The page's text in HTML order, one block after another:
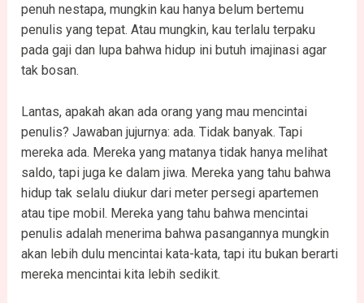
penuh nestapa, mungkin kau hanya belum bertemu
penulis yang tepat. Atau mungkin, kau terlalu terpaku
pada gaji dan lupa bahwa hidup ini butuh imajinasi agar
tak bosan.
Lantas, apakah akan ada orang yang mau mencintai
penulis? Jawaban jujurnya: ada. Tidak banyak. Tapi
mereka ada. Mereka yang matanya tidak hanya melihat
saldo, tapi juga ke dalam jiwa. Mereka yang tahu bahwa
hidup tak selalu diukur dari meter persegi apartemen
atau tipe mobil. Mereka yang tahu bahwa mencintai
penulis adalah menerima bahwa pasangannya mungkin
akan lebih dulu mencintai kata-kata, tapi itu bukan berarti
mereka mencintai kita lebih sedikit.